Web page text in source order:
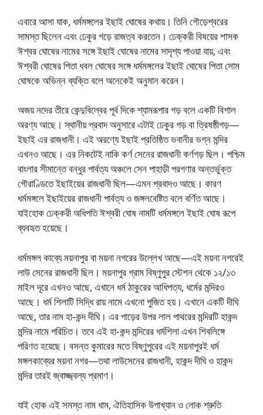
এবারে আসা যাক, ধর্মমঙ্গলের ইছাই ঘোষের কথায়। তিনি গৌড়েশ্বরের
সামস্ত ছিলেন এবং ঢেকুর গড়ে রাজত্ব করতেন। ঢেক্করী বিষয়ের শাসক
ঈশ্বর ঘোষের নামের সঙ্গে ইছাই ঘোষের নামের সাদৃশ্য পাওয়া যায়, এবং
ঈশ্বরী ঘোষের পিতা ধবল ঘোষের সঙ্গে ধর্মমঙ্গলের ইছাই ঘোষের পিতা সোম
ঘোষকে অভিন্ন ব্যক্তি বলে অনেকেই অনুমান করেন।
অজয় নদের তীরে কেন্দুবিল্বের পূর্ব দিকে শ্যামরূপার গড় বলে একটি বিশাল
অরণ্য আছে। স্থানীয় প্রবাদ অনুসারে এটাই ঢেকুর গড় বা ত্রিষষ্ঠীগড়—
ইছাই এর রাজধানী। এই অরণ্যে ইছাই প্রতিষ্ঠিত ভবানীর ভগ্ন মন্দির
এখনও আছে। এর নিকটেই নাকি কর্ণ সেনের রাজধানী কর্ণগড় ছিল। পশ্চিম
বাংলার সীমান্তে বন্ধুর পার্বত্য অঞ্চলে সেন পাহাড়ী পরগণার অন্তর্ভুক্ত
গৌরাণ্ডিতে ইছাইয়ের রাজধানী ছিল—এমন প্রবাদও আছে। কারণ
ধর্মমঙ্গলে ইছাইয়ের রাজধানী পার্বত্য ও জঙ্গলবেষ্টিত বলে বর্ণিত আছে।
যাইহোক ঢেক্করী অধিপতি ঈশ্বরী ঘোষ নামটি ধর্মমঙ্গলে ইছাই ঘোষ রূপে
ব্যবহৃত হয়েছে।
ধর্মমঙ্গল কাব্যে ময়নাপুর বা ময়না নগরের উল্লেখ আছে—এই ময়না নগরেই
লাউ সেনের রাজধানী ছিল। ময়নাপুর গ্রাম বিষ্ণুপুর স্টেশন থেকে ১২/১৩
মাইল দূরে এখনও আছে, এখানে ধর্ম ঠাকুরের আধিপত্য, ধর্মের মন্দিরও
আছে। ধর্ম শিলাটি সিদ্ধি রায় নামে এখনো পুজিত হয়। এখানে একটি দীঘি
আছে, তার নাম হা-কন্দ দীঘি। এর পাড়ের উপর লাল পাথরের মন্দিরটি হাকন্দ
মন্দির নামে পরিচিত। তবে এই হা-কন্দ মন্দিরের ধর্মশিলা এখন শিবলিঙ্গে
পরিণত হয়েছে। বসন্ত কুমারের মতে বিষ্ণুপুরের এই ময়নাপুরই ধর্ম
মঙ্গলকাব্যের ময়না নগর—তথা লাউসেনের রাজধানী, হাকন্দ দীঘি ও হাকন্দ
মন্দির তারই জ্বাজ্জ্বল্য প্রমাণ।
যাই হোক এই সমস্ত নাম ধাম, ঐতিহাসিক উপাখ্যান ও লোক শ্রুতি